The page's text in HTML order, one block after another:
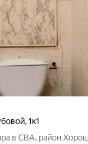
,1к1
в СВA, рaйон